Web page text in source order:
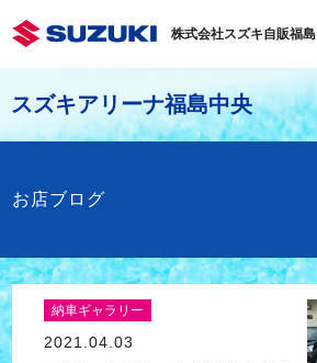
株式会社スズキ自販福島
スズキアリーナ福島中央
お店ブログ
納車ギャラリー
2021.04.03